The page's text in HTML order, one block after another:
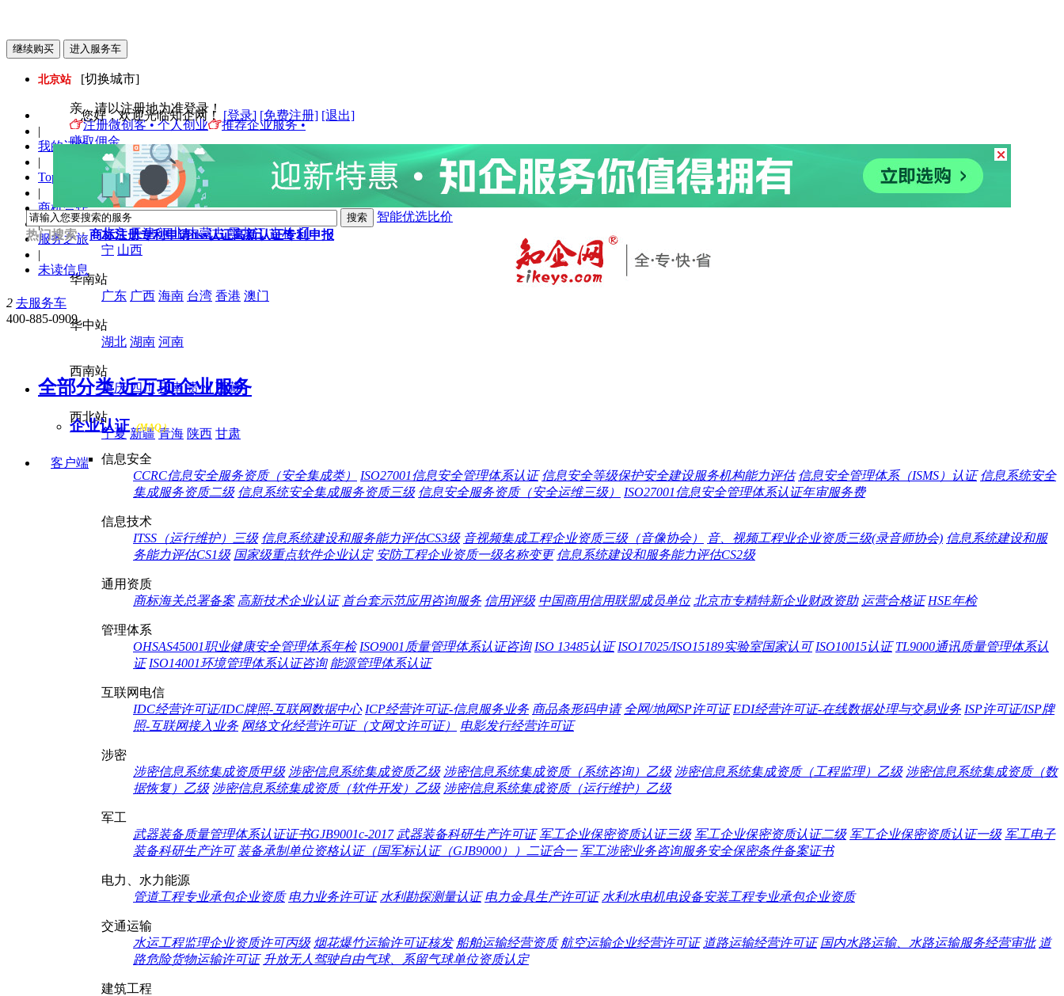
北京站 [切换城市]
亲，请以注册地为准登录！
注册微创客 • 个人创业
推荐企业服务 •
赚取佣金
华东站
上海
江苏 浙江 安徽 江西
华北站
北京 天津 河北 内蒙古 黑龙江 吉林 辽
宁 山西
华南站
广东 广西 海南 台湾 香港 澳门
华中站
湖北 湖南 河南
西南站
重庆 四川 云南 贵州 西藏
西北站
宁夏 新疆 青海 陕西 甘肃
客户端
您好，欢迎光临知企网！ [登录] [免费注册] [退出]
|
我的订单
|
Top店入驻
|
商机合作
|
服务之旅
|
未读信息
智能优选比价
热门搜索：商标注册专利申请itss认证高新认证专利申报
2 去服务车
400-885-0909
全部分类 近万项企业服务
企业认证（MAQ）
信息安全
CCRC信息安全服务资质（安全集成类）
ISO27001信息安全管理体系认证 信息安全等级保护安全建设服务机构能力评估 信息安全管理体系（ISMS）认证 信息系统安全
集成服务资质二级 信息系统安全集成服务资质三级 信息安全服务资质（安全运维三级） ISO27001信息安全管理体系认证年审服务费
信息技术
ITSS（运行维护）三级 信息系统建设和服务能力评估CS3级 音视频集成工程企业资质三级（音像协会） 音、视频工程业企业资质三级(录音师协会) 信息系统建设和服
务能力评估CS1级 国家级重点软件企业认定 安防工程企业资质一级名称变更 信息系统建设和服务能力评估CS2级
通用资质
商标海关总署备案 高新技术企业认证 首台套示范应用咨询服务 信用评级 中国商用信用联盟成员单位 北京市专精特新企业财政资助 运营合格证 HSE年检
管理体系
OHSAS45001职业健康安全管理体系年检 ISO9001质量管理体系认证咨询 ISO 13485认证 ISO17025/ISO15189实验室国家认可 ISO10015认证 TL9000通讯质量管理体系认
证 ISO14001环境管理体系认证咨询 能源管理体系认证
互联网电信
IDC经营许可证/IDC牌照-互联网数据中心 ICP经营许可证-信息服务业务 商品条形码申请 全网/地网SP许可证 EDI经营许可证-在线数据处理与交易业务 ISP许可证/ISP牌
照-互联网接入业务 网络文化经营许可证（文网文许可证） 电影发行经营许可证
涉密
涉密信息系统集成资质甲级 涉密信息系统集成资质乙级 涉密信息系统集成资质（系统咨询）乙级 涉密信息系统集成资质（工程监理）乙级 涉密信息系统集成资质（数
据恢复）乙级 涉密信息系统集成资质（软件开发）乙级 涉密信息系统集成资质（运行维护）乙级
军工
武器装备质量管理体系认证证书GJB9001c-2017 武器装备科研生产许可证 军工企业保密资质认证三级 军工企业保密资质认证二级 军工企业保密资质认证一级 军工电子
装备科研生产许可 装备承制单位资格认证（国军标认证（GJB9000））二证合一 军工涉密业务咨询服务安全保密条件备案证书
电力、水力能源
管道工程专业承包企业资质 电力业务许可证 水利勘探测量认证 电力金具生产许可证 水利水电机电设备安装工程专业承包企业资质
交通运输
水运工程监理企业资质许可丙级 烟花爆竹运输许可证核发 船舶运输经营资质 航空运输企业经营许可证 道路运输经营许可证 国内水路运输、水路运输服务经营审批 道
路危险货物运输许可证 升放无人驾驶自由气球、系留气球单位资质认定
建筑工程